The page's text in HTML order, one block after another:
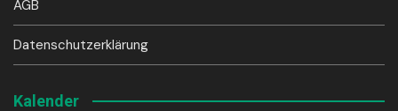
AGB
Datenschutzerklärung
Kalender